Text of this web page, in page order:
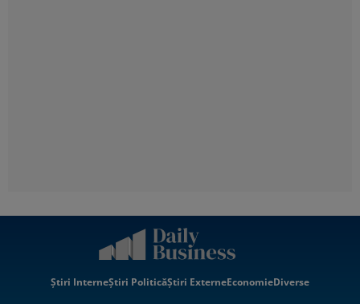
Știri InterneȘtiri PoliticăȘtiri ExterneEconomieDiverse